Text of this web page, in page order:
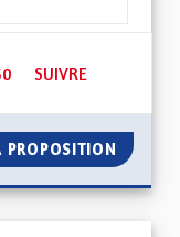
50 ABONNÉS
SUIVRE
PROPOSITION FAIRE